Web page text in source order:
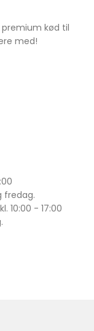
premium kød til
med!
fredag.
10:00 - 17:00